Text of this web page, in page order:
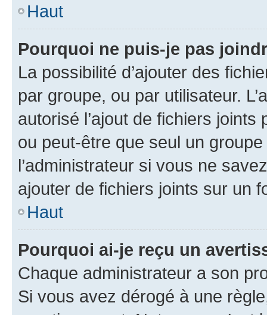
Haut
Pourquoi ne puis-je pas
La possibilité d’ajouter des
par groupe, ou par utilisateur.
autorisé l’ajout de fichiers
ou peut-être que seul un
l’administrateur si vous ne
ajouter de fichiers joints sur un
Haut
Pourquoi ai-je reçu un
Chaque administrateur a son
Si vous avez dérogé à une